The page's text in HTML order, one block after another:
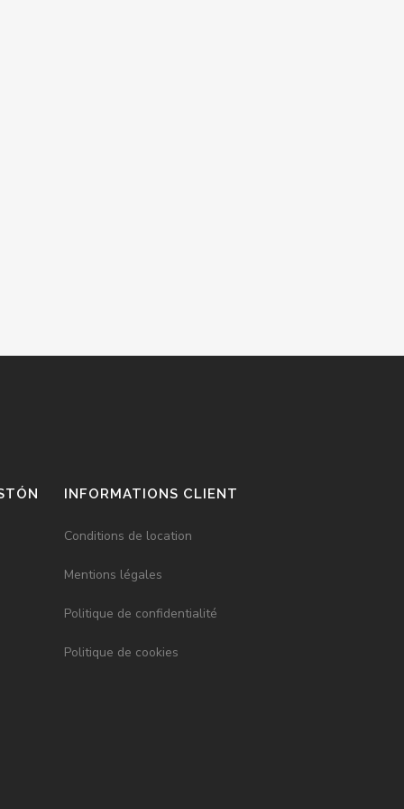
INFORMATIONS CLIENT
Conditions de location
Mentions légales
Politique de confidentialité
Politique de cookies